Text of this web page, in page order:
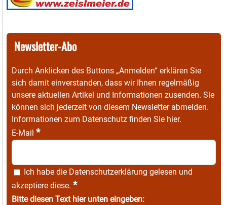
Newsletter-Abo
Durch Anklicken des Buttons „Anmelden“ erklären Sie
sich damit einverstanden, dass wir Ihnen regelmäßig
unsere aktuellen Artikel und Informationen zusenden. Sie
können sich jederzeit von diesem Newsletter abmelden.
Informationen zum Datenschutz finden Sie hier.
E-Mail *
Ich habe die Datenschutzerklärung gelesen und
akzeptiere diese. *
Bitte diesen Text hier unten eingeben: